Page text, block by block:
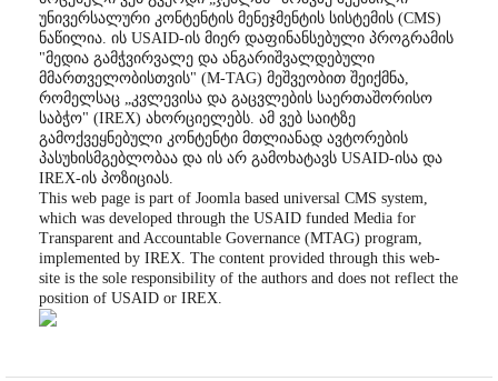
უნივერსალური კონტენტის მენეჯმენტის სისტემის (CMS)
ნაწილია. ის USAID-ის მიერ დაფინანსებული პროგრამის
"მედია გამჭვირვალე და ანგარიშვალდებული
მმართველობისთვის" (M-TAG) მეშვეობით შეიქმნა,
რომელსაც „კვლევისა და გაცვლების საერთაშორისო
საბჭო" (IREX) ახორციელებს. ამ ვებ საიტზე
გამოქვეყნებული კონტენტი მთლიანად ავტორების
პასუხისმგებლობაა და ის არ გამოხატავს USAID-ისა და
IREX-ის პოზიციას.
This web page is part of Joomla based universal CMS system,
which was developed through the USAID funded Media for
Transparent and Accountable Governance (MTAG) program,
implemented by IREX. The content provided through this web-
site is the sole responsibility of the authors and does not reflect the
position of USAID or IREX.